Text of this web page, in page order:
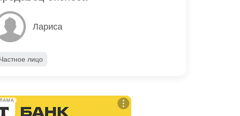
Лариса
Частное лицо